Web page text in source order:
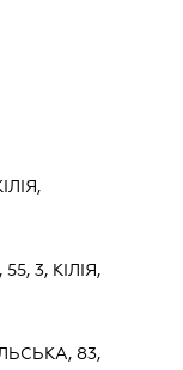
3, КІЛІЯ,
83,